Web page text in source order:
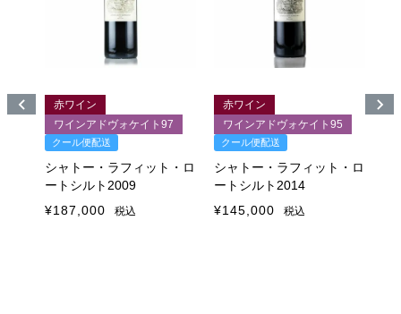
赤ワイン
ワインアドヴォケイト97
クール便配送
シャトー・ラフィット・ロ
ートシルト2009
¥187,000 税込
赤ワイン
ワインアドヴォケイト95
クール便配送
シャトー・ラフィット・ロ
ートシルト2014
¥145,000 税込